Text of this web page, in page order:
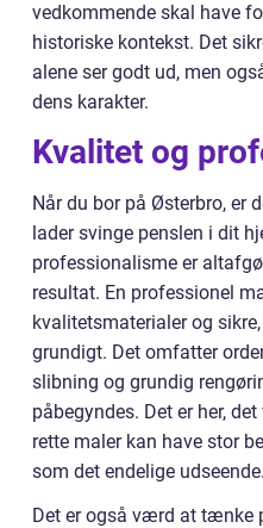
vedkommende skal have
historiske kontekst. Det
alene ser godt ud, men
dens karakter.
Kvalitet og
Når du bor på Østerbro, er
lader svinge penslen i dit
professionalisme er
resultat. En professionel
kvalitetsmaterialer og
grundigt. Det omfatter
slibning og grundig
påbegyndes. Det er her,
rette maler kan have stor
som det endelige udseende.
Det er også værd at tænke